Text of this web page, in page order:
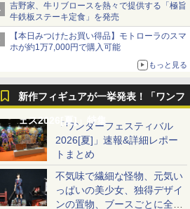
吉野家、牛リブロースを熱々で提供する「極旨
牛鉄板ステーキ定食」を発売
【本日みつけたお買い得品】モトローラのスマ
ホが約1万7,000円で購入可能
もっと見る
新作フィギュアが一挙発表！「ワンフ
ェス2026[夏]」特集「ワンダーフェスティバル
2026[夏]」速報&詳細レポー
トまとめ
不気味で繊細な怪物、元気い
っぱいの美少女、独得デザイ
ンの置物、ブースごとに全く